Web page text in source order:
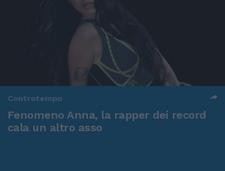
Controtempo
Fenomeno Anna, la rapper dei record
cala un altro asso